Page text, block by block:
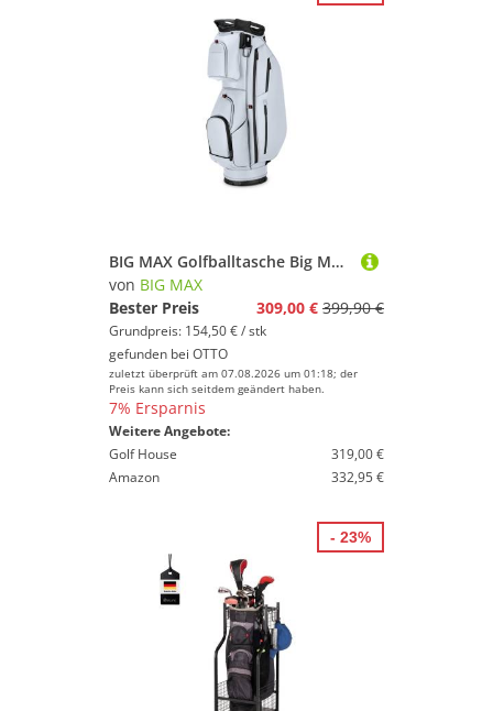
BIG MAX Golfballtasche Big Max Dri Lite Prime Golftasche/Cartbag
von BIG MAX
Bester Preis
309,00 € 399,90 €
Grundpreis: 154,50 € / stk
gefunden bei OTTO
zuletzt überprüft am 07.08.2026 um 01:18; der
Preis kann sich seitdem geändert haben.
7% Ersparnis
Weitere Angebote:
Golf House
319,00 €
Amazon
332,95 €
- 23%